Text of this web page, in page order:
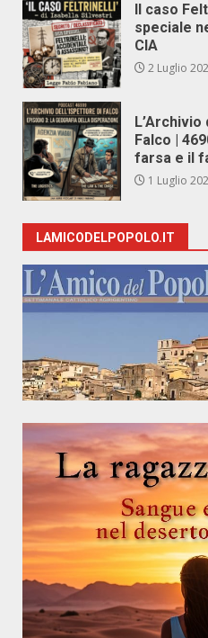
Il caso
speciale
CIA
2 Luglio
Falco |
farsa e il
1 Luglio
LAMICODELPOPOLO.IT